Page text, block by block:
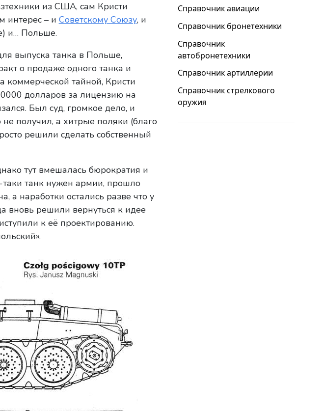
из США, сам Кристи
интерес – и Советскому Союзу, и
и… Польше.
выпуска танка в Польше,
о продаже одного танка и
коммерческой тайной, Кристи
долларов за лицензию на
Был суд, громкое дело, и
получил, а хитрые поляки (благо
решили сделать собственный
тут вмешалась бюрократия и
таки танк нужен армии, прошло
а наработки остались разве что у
вновь решили вернуться к идее
к её проектированию.
Справочник авиации
Справочник бронетехники
Справочник
автобронетехники
Справочник артиллерии
Справочник стрелкового
оружия